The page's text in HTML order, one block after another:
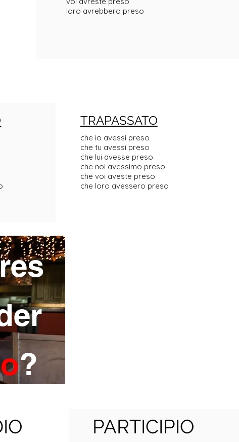
loro avrebbero preso
TRAPASSATO
che io avessi preso
che tu avessi preso
che lui avesse preso
che noi avessimo preso
che voi aveste preso
che loro avessero preso
?
PARTICIPIO